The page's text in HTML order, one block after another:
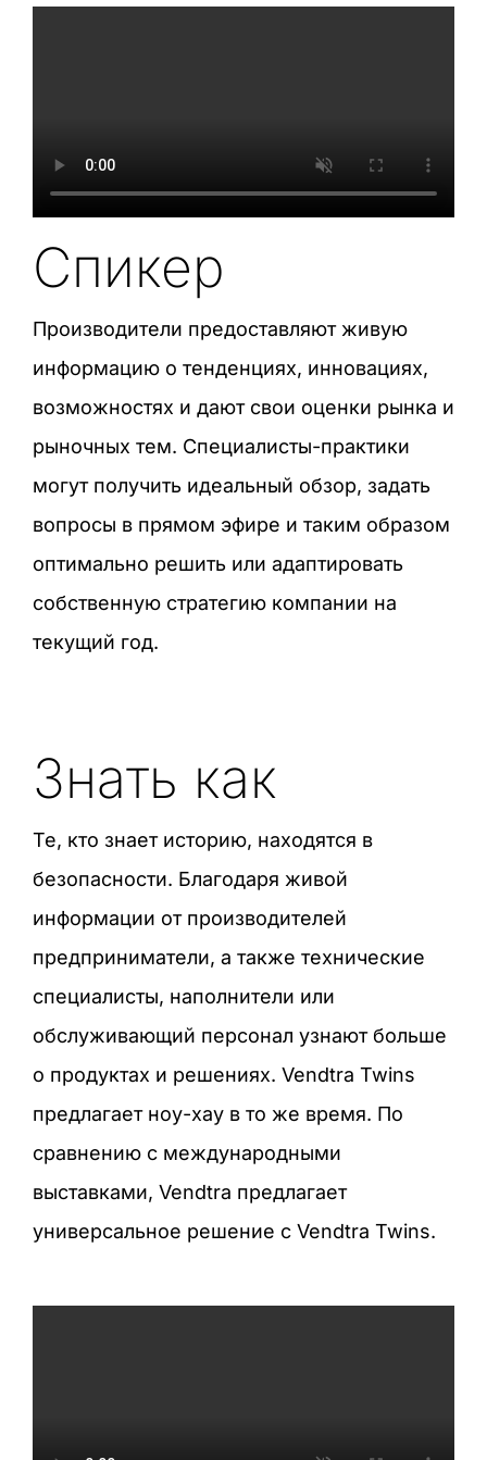
Спикер
Производители предоставляют живую
информацию о тенденциях, инновациях,
возможностях и дают свои оценки рынка и
рыночных тем. Специалисты-практики
могут получить идеальный обзор, задать
вопросы в прямом эфире и таким образом
оптимально решить или адаптировать
собственную стратегию компании на
текущий год.
Знать как
Те, кто знает историю, находятся в
безопасности. Благодаря живой
информации от производителей
предприниматели, а также технические
специалисты, наполнители или
обслуживающий персонал узнают больше
о продуктах и решениях. Vendtra Twins
предлагает ноу-хау в то же время. По
сравнению с международными
выставками, Vendtra предлагает
универсальное решение с Vendtra Twins.